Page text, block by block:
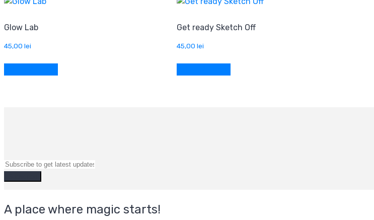
Glow Lab
45,00 lei
Get ready Sketch Off
45,00lei
A place where magic starts!